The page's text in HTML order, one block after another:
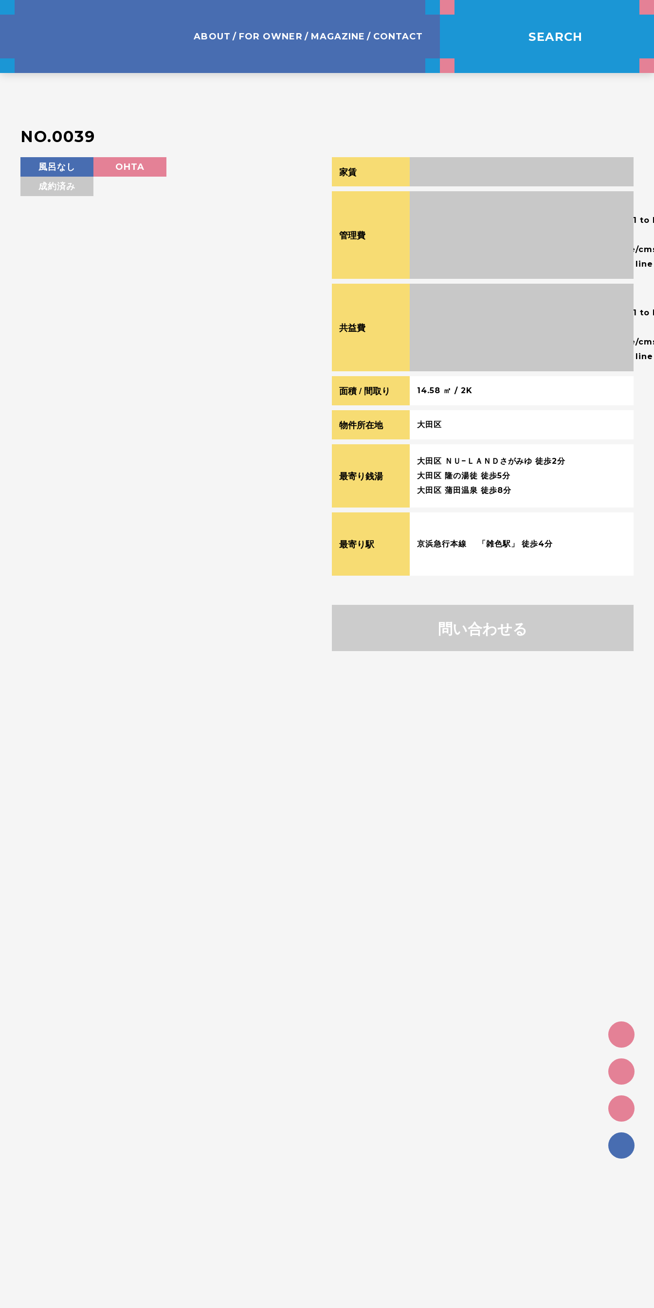
ABOUT FOR OWNER MAGAZINE CONTACT SEARCH
NO.0039
風呂なし
OHTA
成約済み
家賃
管理費
: number_format() expects parameter 1 to
/home/users/2/tokyosento/web/tokyosento.life/
on
共益費
: number_format() expects parameter 1 to
/home/users/2/tokyosento/web/tokyosento.life/
on
面積 / 間取り 14.58 ㎡ / 2K
物件所在地 大田区
最寄り銭湯
大田区 ＮＵ−ＬＡＮＤさがみゆ 徒歩2分
大田区 隆の湯徒 徒歩5分
大田区 蒲田温泉 徒歩8分
最寄り駅 京浜急行本線 「雑色駅」 徒歩4分
問い合わせる